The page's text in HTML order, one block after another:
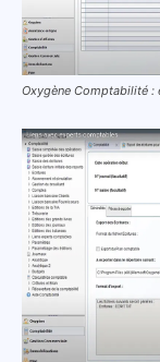
Oxygène Comptabilité :